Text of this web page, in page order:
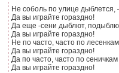
Не соболь по улице
Да вы играйте гораздно!
Да еще -сени дыблют,
Да вы играйте гораздно!
Не по часто, часто по
Да вы играйте гораздно!
Да по часто, часто по
Да вы играйте гораздно!